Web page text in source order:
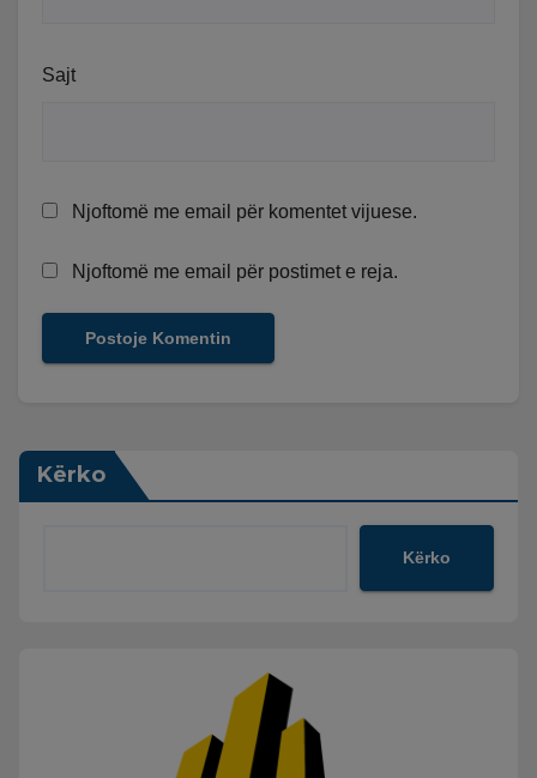
Sajt
Njoftomë me email për komentet vijuese.
Njoftomë me email për postimet e reja.
Kërko
Kërko